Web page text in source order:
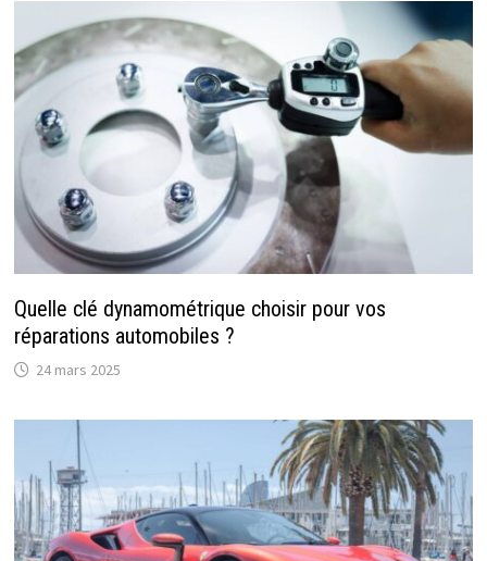
Quelle clé dynamométrique choisir pour vos
réparations automobiles ?
24 mars 2025